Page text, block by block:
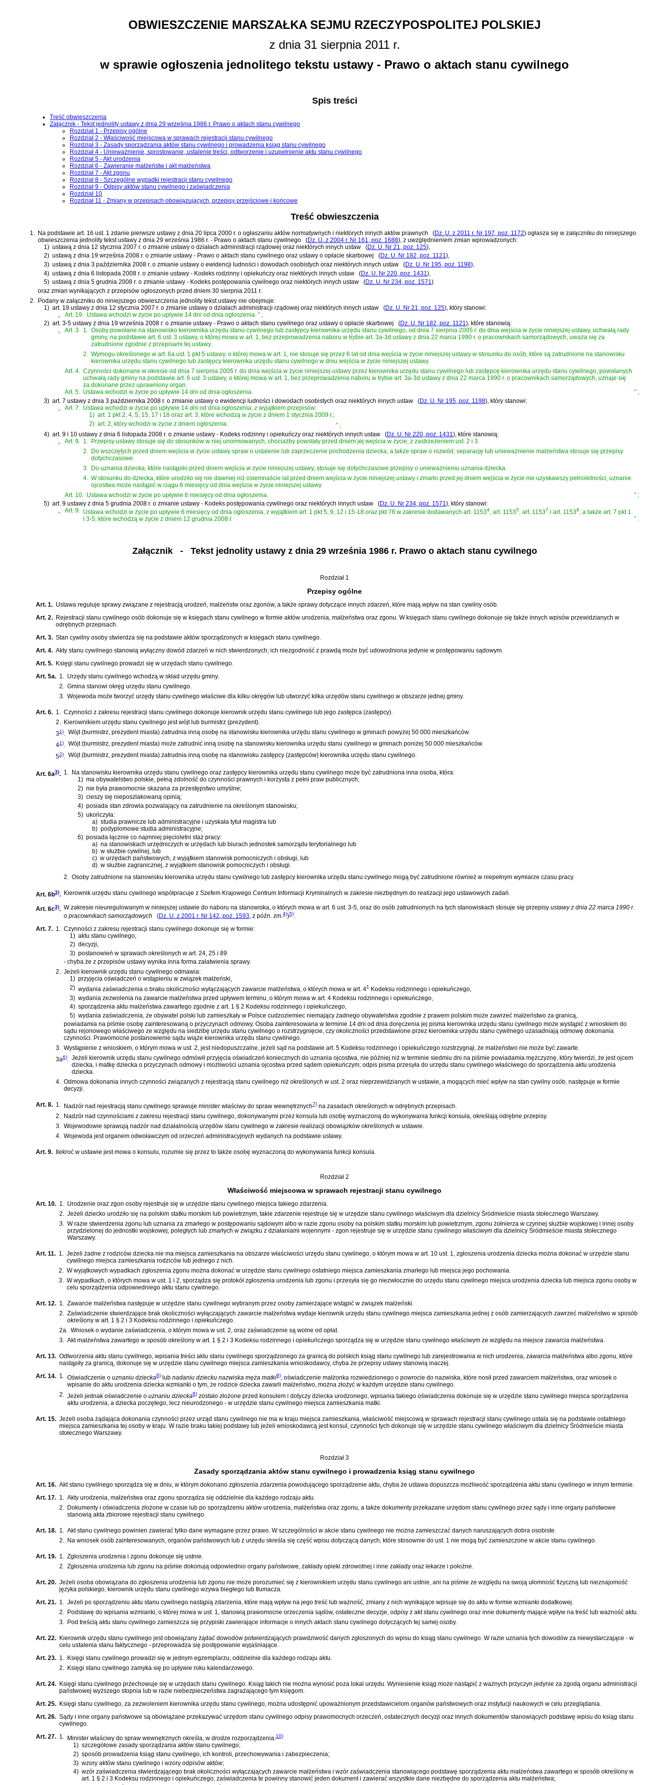
OBWIESZCZENIE MARSZAŁKA SEJMU RZECZYPOSPOLITEJ POLSKIEJ
z dnia 31 sierpnia 2011 r.
w sprawie ogłoszenia jednolitego tekstu ustawy - Prawo o aktach stanu cywilnego
Spis treści
Treść obwieszczenia
Załącznik - Tekst jednolity ustawy z dnia 29 września 1986 r. Prawo o aktach stanu cywilnego
Rozdział 1 - Przepisy ogólne
Rozdział 2 - Właściwość miejscowa w sprawach rejestracji stanu cywilnego
Rozdział 3 - Zasady sporządzania aktów stanu cywilnego i prowadzenia ksiąg stanu cywilnego
Rozdział 4 - Unieważnienie, sprostowanie, ustalenie treści, odtworzenie i uzupełnienie aktu stanu cywilnego
Rozdział 5 - Akt urodzenia
Rozdział 6 - Zawieranie małżeństw i akt małżeństwa
Rozdział 7 - Akt zgonu
Rozdział 8 - Szczególne wypadki rejestracji stanu cywilnego
Rozdział 9 - Odpisy aktów stanu cywilnego i zaświadczenia
Rozdział 10
Rozdział 11 - Zmiany w przepisach obowiązujących, przepisy przejściowe i końcowe
Treść obwieszczenia
1. Na podstawie art. 16 ust. 1 zdanie pierwsze ustawy z dnia 20 lipca 2000 r. o ogłaszaniu aktów normatywnych i niektórych innych aktów prawnych (Dz. U. z 2011 r. Nr 197, poz. 1172) ogłasza się w załączniku do niniejszego
obwieszczenia jednolity tekstustawy z dnia 29 września 1986 r. - Prawo o aktach stanu cywilnego (Dz. U. z 2004 r. Nr 161, poz. 1688), z uwzględnieniem zmian wprowadzonych:
1) ustawą z dnia 12 stycznia 2007 r. o zmianie ustawy o działach administracji rządowej oraz niektórych innych ustaw (Dz. U. Nr 21, poz. 125),
2) ustawą z dnia 19 września 2008 r. o zmianie ustawy - Prawo o aktach stanu cywilnego oraz ustawy o opłacie skarbowej (Dz. U. Nr 182, poz. 1121),
3) ustawą z dnia 3 października 2008 r. o zmianie ustawy o ewidencji ludności i dowodach osobistych oraz niektórych innych ustaw (Dz. U. Nr 195, poz. 1198),
4) ustawą z dnia 6 listopada 2008 r. o zmianie ustawy - Kodeks rodzinny i opiekuńczy oraz niektórych innych ustaw (Dz. U. Nr 220, poz. 1431 )
5) ustawą z dnia 5 grudnia 2008 r. o zmianie ustawy - Kodeks postępowania cywilnego oraz niektórych innych ustaw (Dz. U. Nr 234, poz. 1571)
oraz zmian wynikających z przepisów ogłoszonych przed dniem 30 sierpnia 2011 r.
2.
Podany w załączniku do niniejszego obwieszczenia jednolity tekst ustawy nie obejmuje:
1) art. 19 ustawy z dnia 12 stycznia 2007 r. o zmianie ustawy o działach administracji rządowej oraz niektórych innych ustaw (Dz. U. Nr 21, poz. 125) , który stanowi:
Art. 19. Ustawa wchodzi w życie po upływie 14 dni od dnia ogłoszenia. ” ;
2) art. 3-5 ustawy z dnia 19 września 2008 r. o zmianie ustawy - Prawo o aktach stanu cywilnego oraz ustawy o opłacie skarbowej (Dz. U. Nr 182, poz. 1121), które stanowią:
„
Art. 3. 1. Osoby powołane na stanowisko kierownika urzędu stanu cywilnego lub zastępcy kierownika urzędu stanu cywilnego, od dnia 7 sierpnia 2005 r. do dnia wejścia w życie niniejszej ustawy, uchwałą rady
gminy, na podstawie art. 6 ust. 3 ustawy, o której mowa w art. 1, bez przeprowadzenia naboru w trybie art. 3a-3d ustawy z dnia 22 marca 1990 r. o pracownikach samorządowych, uważa się za
zatrudnione zgodnie z przepisami tej ustawy.
2. Wymogu określonego w art. 6a ust. 1 pkt 5 ustawy, o której mowa w art. 1, nie stosuje się przez 6 lat od dnia wejścia w życie niniejszej ustawy w stosunku do osób, które są zatrudnione na stanowisku
kierownika urzędu stanu cywilnego lub zastępcy kierownika urzędu stanu cywilnego w dniu wejścia w życie niniejszej ustawy.
Art. 4. Czynności dokonane w okresie od dnia 7 sierpnia 2005 r. do dnia wejścia w życie niniejszej ustawy przez kierownika urzędu stanu cywilnego lub zastępcę kierownika urzędu stanu cywilnego, powołanych
uchwałą rady gminy na podstawie art. 6 ust. 3 ustawy, o której mowa w art. 1, bez przeprowadzenia naboru w trybie art. 3a-3d ustawy z dnia 22 marca 1990 r. o pracownikach samorządowych, uznaje się
za dokonane przez uprawniony organ.
Art. 5. Ustawa wchodzi w życie po upływie 14 dni od dnia ogłoszenia. ” ;
3) art. 7 ustawy z dnia 3 października 2008 r. o zmianie ustawy o ewidencji ludności i dowodach osobistych oraz niektórych innych ustaw (Dz. U. Nr 195, poz. 1198), który stanowi:
„
Art. 7. Ustawa wchodzi w życie po upływie 14 dni od dnia ogłoszenia, z wyjątkiem przepisów:
1) art. 1 pkt 2, 4, 5, 15, 17 i 18 oraz art. 3, które wchodzą w życie z dniem 1 stycznia 2009 r.;
2) art. 2, który wchodzi w życie z dniem ogłoszenia. ” ;
4) art. 9 i 10 ustawy z dnia 6 listopada 2008 r. o zmianie ustawy - Kodeks rodzinny i opiekuńczy oraz niektórych innych ustaw (Dz. U. Nr 220, poz. 1431 ) , które stanowią:
Art. 9. 1.
Przepisy ustawy stosuje się do stosunków w niej unormowanych, chociażby powstały przed dniem jej wejścia w życie, z zastrzeżeniem ust. 2 i 3.
2.
Do wszczętych przed dniem wejścia w życie ustawy spraw o ustalenie lub zaprzeczenie pochodzenia dziecka, a także spraw o rozwód, separację lub unieważnienie małżeństwa stosuje się przepisy
dotychczasowe.
3.
Do uznania dziecka, które nastąpiło przed dniem wejścia w życie niniejszej ustawy, stosuje się dotychczasowe przepisy o unieważnieniu uznania dziecka.
4.
W stosunku do dziecka, które urodziło się nie dawniej niż osiemnaście lat przed dniem wejścia w życie niniejszej ustawy i zmarło przed jej dniem wejścia w życie nie uzyskawszy pełnoletności, uznanie
ojcostwa może nastąpić w ciągu 6 miesięcy od dnia wejścia w życie niniejszej ustawy.
Art. 10.
Ustawa wchodzi w życie po upływie 6 miesięcy od dnia ogłoszenia. ” ;
5) art. 9 ustawy z dnia 5 grudnia 2008 r. o zmianie ustawy - Kodeks postępowania cywilnego oraz niektórych innych ustaw (Dz. U. Nr 234, poz. 1571), który stanowi:
„
Art. 9. Ustawa wchodzi w życie po upływie 6 miesięcy od dnia ogłoszenia, z wyjątkiem art. 1 pkt 5, 9, 12 i 15-18 oraz pkt 78 w zakresie dodawanych art. 11534, art. 11535, art. 11537 i art. 11538, a także art. 7 pkt 1
i 3-5, które wchodzą w życie z dniem 12 grudnia 2008 r.
” .
Załącznik- Tekst jednolity ustawy z dnia 29 września 1986 r. Prawo o aktach stanu cywilnego
Rozdział 1
Przepisy ogólne
Art. 1. Ustawa reguluje sprawy związane z rejestracją urodzeń, małżeństw oraz zgonów, a także sprawy dotyczące innych zdarzeń, które mają wpływ na stan cywilny osób.
Art. 2. Rejestracji stanu cywilnego osób dokonuje się w księgach stanu cywilnego w formie aktów urodzenia, małżeństwa oraz zgonu. W księgach stanu cywilnego dokonuje się także innych wpisów przewidzianych w
odrębnych przepisach.
Art. 3. Stan cywilny osoby stwierdza się na podstawie aktów sporządzonych w księgach stanu cywilnego.
Art. 4. Akty stanu cywilnego stanowią wyłączny dowód zdarzeń w nich stwierdzonych; ich niezgodność z prawdą może być udowodniona jedynie w postępowaniu sądowym.
Art. 5. Księgi stanu cywilnego prowadzi się w urzędach stanu cywilnego.
Art. 5a. 1. Urzędy stanu cywilnego wchodzą w skład urzędu gminy.
2. Gmina stanowi okręg urzędu stanu cywilnego.
3. Wojewoda może tworzyć urzędy stanu cywilnego właściwe dla kilku okręgów lub utworzyć kilka urzędów stanu cywilnego w obszarze jednej gminy.
Art. 6. 1. Czynności z zakresu rejestracji stanu cywilnego dokonuje kierownik urzędu stanu cywilnego lub jego zastępca (zastępcy).
2. Kierownikiem urzędu stanu cywilnego jest wójt lub burmistrz (prezydent).
31). Wójt (burmistrz, prezydent miasta) zatrudnia inną osobę na stanowisku kierownika urzędu stanu cywilnego w gminach powyżej 50 000 mieszkańców.
41). Wójt (burmistrz, prezydent miasta) może zatrudnić inną osobę na stanowisku kierownika urzędu stanu cywilnego w gminach poniżej 50 000 mieszkańców.
52). Wójt (burmistrz, prezydent miasta) zatrudnia inną osobę na stanowisku zastępcy (zastępców) kierownika urzędu stanu cywilnego.
Art. 6a3). 1. Na stanowisku kierownika urzędu stanu cywilnego oraz zastępcy kierownika urzędu stanu cywilnego może być zatrudniona inna osoba, która:
1) ma obywatelstwo polskie, pełną zdolność do czynności prawnych i korzysta z pełni praw publicznych;
2) nie była prawomocnie skazana za przestępstwo umyślne;
3) cieszy się nieposzlakowaną opinią;
4) posiada stan zdrowia pozwalający na zatrudnienie na określonym stanowisku;
5) ukończyła:
a) studia prawnicze lub administracyjne i uzyskała tytuł magistra lub
b) podyplomowe studia administracyjne;
6) posiada łącznie co najmniej pięcioletni staż pracy:
a) na stanowiskach urzędniczych w urzędach lub biurach jednostek samorządu terytorialnego lub
b) w służbie cywilnej, lub
c) w urzędach państwowych, z wyjątkiem stanowisk pomocniczych i obsługi, lub
d) w służbie zagranicznej, z wyjątkiem stanowisk pomocniczych i obsługi.
2.
Osoby zatrudnione na stanowisku kierownika urzędu stanu cywilnego lub zastępcy kierownika urzędu stanu cywilnego mogą być zatrudnione również w niepełnym wymiarze czasu pracy.
Art. 6b3). Kierownik urzędu stanu cywilnego współpracuje z Szefem Krajowego Centrum Informacji Kryminalnych w zakresie niezbędnym do realizacji jego ustawowych zadań.
Art. 6c3). W zakresie nieuregulowanym w niniejszej ustawie do naboru na stanowiska, o których mowa w art. 6 ust. 3-5, oraz do osób zatrudnionych na tych stanowiskach stosuje się przepisy ustawy z dnia 22 marca 1990 r.
o pracownikach samorządowych
(Dz. U. z 2001 r. Nr 142, poz. 1593 , z późn. zm. 4))5)
Art. 7. 1.
Czynności z zakresu rejestracji stanu cywilnego dokonuje się w formie:
1) aktu stanu cywilnego,
2) decyzji,
3) postanowień w sprawach określonych w art. 24, 25 i 89
- chyba że z przepisów ustawy wynika inna forma załatwienia sprawy.
2. Jeżeli kierownik urzędu stanu cywilnego odmawia:
1) przyjęcia oświadczeń o wstąpieniu w związek małżeński,
2) wydania zaświadczenia o braku okoliczności wyłączających zawarcie małżeństwa, o których mowa w art. 41 Kodeksu rodzinnego i opiekuńczego,
3) wydania zezwolenia na zawarcie małżeństwa przed upływem terminu, o którym mowa w art. 4 Kodeksu rodzinnego i opiekuńczego
4) sporządzenia aktu małżeństwa zawartego zgodnie z art. 1 § 2 Kodeksu rodzinnego i opiekuńczego,
5) wydania zaświadczenia, że obywatel polski lub zamieszkały w Polsce cudzoziemiec niemający żadnego obywatelstwa zgodnie z prawem polskim może zawrzeć małżeństwo za granicą,
powiadamia na piśmie osobę zainteresowaną o przyczynach odmowy. Osoba zainteresowana w terminie 14 dni od dnia doręczenia jej pisma kierownika urzędu stanu cywilnego może wystąpić z wnioskiem do
sądu rejonowego właściwego ze względu na siedzibę urzędu stanu cywilnego o rozstrzygnięcie, czy okoliczności przedstawione przez kierownika urzędu stanu cywilnego uzasadniają odmowę dokonania
czynności. Prawomocne postanowienie sądu wiąże kierownika urzędu stanu cywilnego.
3. Wystąpienie z wnioskiem, o którym mowa w ust. 2, jest niedopuszczalne, jeżeli sąd na podstawie art. 5 Kodeksu rodzinnego i opiekuńczego rozstrzygnął, że małżeństwo nie może być zawarte.
3a6). Jeżeli kierownik urzędu stanu cywilnego odmówił przyjęcia oświadczeń koniecznych do uznania ojcostwa, nie później niż w terminie siedmiu dni na piśmie powiadamia mężczyznę, który twierdzi, że jest ojcem
dziecka, i matkę dziecka o przyczynach odmowy i możliwości uznania ojcostwa przed sądem opiekuńczym; odpis pisma przesyła do urzędu stanu cywilnego właściwego do sporządzenia aktu urodzenia
dziecka.
4. Odmowa dokonania innych czynności związanych z rejestracją stanu cywilnego niż określonych w ust. 2 oraz nieprzewidzianych w ustawie, a mogących mieć wpływ na stan cywilny osób, następuje w formie
decyzji.
Art. 8. 1. Nadzór nad rejestracją stanu cywilnego sprawuje minister właściwy do spraw wewnętrznych7) na zasadach określonych w odrębnych przepisach.
2. Nadzór nad czynnościami z zakresu rejestracji stanu cywilnego, dokonywanymi przez konsula lub osobę wyznaczoną do wykonywania funkcji konsula, określają odrębne przepisy.
3. Wojewodowie sprawują nadzór nad działalnością urzędów stanu cywilnego w zakresie realizacji obowiązków określonych w ustawie.
4. Wojewoda jest organem odwoławczym od orzeczeń administracyjnych wydanych na podstawie ustawy.
Art. 9. Ilekroć w ustawie jest mowa o konsulu, rozumie się przez to także osobę wyznaczoną do wykonywania funkcji konsula.
Rozdział 2
Właściwość miejscowa w sprawach rejestracji stanu cywilnego
Art. 10. 1. Urodzenie oraz zgon osoby rejestruje się w urzędzie stanu cywilnego miejsca takiego zdarzenia.
2. Jeżeli dziecko urodziło się na polskim statku morskim lub powietrznym, takie zdarzenie rejestruje się w urzędzie stanu cywilnego właściwym dla dzielnicy Śródmieście miasta stołecznego Warszawy.
3. W razie stwierdzenia zgonu lub uznania za zmarłego w postępowaniu sądowym albo w razie zgonu osoby na polskim statku morskim lub powietrznym, zgonu żołnierza w czynnej służbie wojskowej i innej osoby
przydzielonej do jednostki wojskowej, poległych lub zmarłych w związku z działaniami wojennymi - zgon rejestruje się w urzędzie stanu cywilnego właściwym dla dzielnicy Śródmieście miasta stołecznego
Warszawy.
Art. 11. 1. Jeżeli żadne z rodziców dziecka nie ma miejsca zamieszkania na obszarze właściwości urzędu stanu cywilnego, o którym mowa w art. 10 ust. 1, zgłoszenia urodzenia dziecka można dokonać w urzędzie stanu
cywilnego miejsca zamieszkania rodziców lub jednego z nich.
2. W wyjątkowych wypadkach zgłoszenia zgonu można dokonać w urzędzie stanu cywilnego ostatniego miejsca zamieszkania zmarłego lub miejsca jego pochowania.
3. W wypadkach, o których mowa w ust. 1 i 2, sporządza się protokół zgłoszenia urodzenia lub zgonu i przesyła się go niezwłocznie do urzędu stanu cywilnego miejsca urodzenia dziecka lub miejsca zgonu osoby w
celu sporządzenia odpowiedniego aktu stanu cywilnego.
Art. 12. 1. Zawarcie małżeństwa następuje w urzędzie stanu cywilnego wybranym przez osoby zamierzające wstąpić w związek małżeński.
2. Zaświadczenie stwierdzające brak okoliczności wyłączających zawarcie małżeństwa wydaje kierownik urzędu stanu cywilnego miejsca zamieszkania jednej z osób zamierzających zawrzeć małżeństwo w sposób
określony w art. 1 § 2 i 3 Kodeksu rodzinnego i opiekuńczego.
2a. Wniosek o wydanie zaświadczenia, o którym mowa w ust. 2, oraz zaświadczenie są wolne od opłat.
3. Akt małżeństwa zawartego w sposób określony w art. 1 § 2 i 3 Kodeksu rodzinnego i opiekuńczego sporządza się w urzędzie stanu cywilnego właściwym ze względu na miejsce zawarcia małżeństwa.
Art. 13. Odtworzenia aktu stanu cywilnego, wpisania treści aktu stanu cywilnego sporządzonego za granicą do polskich ksiąg stanu cywilnego lub zarejestrowania w nich urodzenia, zawarcia małżeństwa albo zgonu, które
nastąpiły za granicą, dokonuje się w urzędzie stanu cywilnego miejsca zamieszkania wnioskodawcy, chyba że przepisy ustawy stanowią inaczej.
Art. 14. 1. Oświadczenie o uznaniu dziecka8) lub nadaniu dziecku nazwiska męża matki9), oświadczenie małżonka rozwiedzionego o powrocie do nazwiska, które nosił przed zawarciem małżeństwa, oraz wniosek o
wpisanie do aktu urodzenia dziecka wzmianki o tym, że rodzice dziecka zawarli małżeństwo, można złożyć w każdym urzędzie stanu cywilnego.
2. Jeżeli jednak oświadczenie o uznaniu dziecka8) zostało złożone przed konsulem i dotyczy dziecka urodzonego, wpisania takiego oświadczenia dokonuje się w urzędzie stanu cywilnego miejsca sporządzenia
aktu urodzenia, a dziecka poczętego, lecz nieurodzonego - w urzędzie stanu cywilnego miejsca zamieszkania matki.
Art. 15. Jeżeli osoba żądająca dokonania czynności przez urząd stanu cywilnego nie ma w kraju miejsca zamieszkania, właściwość miejscową w sprawach rejestracji stanu cywilnego ustala się na podstawie ostatniego
miejsca zamieszkania tej osoby w kraju. W razie braku takiej podstawy lub jeżeli wnioskodawcą jest konsul, czynności tych dokonuje się w urzędzie stanu cywilnego właściwym dla dzielnicy Śródmieście miasta
stołecznego Warszawy.
Rozdział 3
Zasady sporządzania aktów stanu cywilnego i prowadzenia ksiąg stanu cywilnego
Art. 16. Akt stanu cywilnego sporządza się w dniu, w którym dokonano zgłoszenia zdarzenia powodującego sporządzenie aktu, chyba że ustawa dopuszcza możliwość sporządzenia aktu stanu cywilnego w innym terminie.
Art. 17. 1. Akty urodzenia, małżeństwa oraz zgonu sporządza się oddzielnie dla każdego rodzaju aktu.
2. Dokumenty i oświadczenia złożone w czasie lub po sporządzeniu aktów urodzenia, małżeństwa oraz zgonu, a także dokumenty przekazane urzędom stanu cywilnego przez sądy i inne organy państwowe
stanowią akta zbiorowe rejestracji stanu cywilnego.
Art. 18. 1. Akt stanu cywilnego powinien zawierać tylko dane wymagane przez prawo. W szczególności w akcie stanu cywilnego nie można zamieszczać danych naruszających dobra osobiste.
2. Na wniosek osób zainteresowanych, organów państwowych lub z urzędu skreśla się część wpisu dotyczącą danych, które stosownie do ust. 1 nie mogą być zamieszczone w akcie stanu cywilnego.
Art. 19. 1. Zgłoszenia urodzenia i zgonu dokonuje się ustnie.
2. Zgłoszenia urodzenia lub zgonu na piśmie dokonują odpowiednio organy państwowe, zakłady opieki zdrowotnej i inne zakłady oraz lekarze i położne.
Art. 20. Jeżeli osoba obowiązana do zgłoszenia urodzenia lub zgonu nie może porozumieć się z kierownikiem urzędu stanu cywilnego ani ustnie, ani na piśmie ze względu na swoją ułomność fizyczną lub nieznajomość
języka polskiego, kierownik urzędu stanu cywilnego wzywa biegłego lub tłumacza.
Art. 21. 1. Jeżeli po sporządzeniu aktu stanu cywilnego nastąpią zdarzenia, które mają wpływ na jego treść lub ważność, zmiany z nich wynikające wpisuje się do aktu w formie wzmianki dodatkowej.
2. Podstawę do wpisania wzmianki, o której mowa w ust. 1, stanowią prawomocne orzeczenia sądów, ostateczne decyzje, odpisy z akt stanu cywilnego oraz inne dokumenty mające wpływ na treść lub ważność aktu.
3. Pod treścią aktu stanu cywilnego zamieszcza się przypiski zawierające informacje o innych aktach stanu cywilnego dotyczących tej samej osoby.
Art. 22. Kierownik urzędu stanu cywilnego jest obowiązany żądać dowodów potwierdzających prawdziwość danych zgłoszonych do wpisu do ksiąg stanu cywilnego. W razie uznania tych dowodów za niewystarczające - w
celu ustalenia stanu faktycznego - przeprowadza się postępowanie wyjaśniające.
Art. 23. 1. Księgi stanu cywilnego prowadzi się w jednym egzemplarzu, oddzielnie dla każdego rodzaju aktu.
2. Księgi stanu cywilnego zamyka się po upływie roku kalendarzowego.
Art. 24. Księgi stanu cywilnego przechowuje się w urzędach stanu cywilnego. Ksiąg takich nie można wynosić poza lokal urzędu. Wyniesienie ksiąg może nastąpić z ważnych przyczyn jedynie za zgodą organu administracji
państwowej wyższego stopnia lub w razie niebezpieczeństwa zagrażającego tym księgom.
Art. 25. Księgi stanu cywilnego, za zezwoleniem kierownika urzędu stanu cywilnego, można udostępnić upoważnionym przedstawicielom organów państwowych oraz instytucji naukowych w celu przeglądania.
Art. 26. Sądy i inne organy państwowe są obowiązane przekazywać urzędom stanu cywilnego odpisy prawomocnych orzeczeń, ostatecznych decyzji oraz innych dokumentów stanowiących podstawę wpisu do ksiąg stanu
cywilnego.
Art. 27. 1. Minister właściwy do spraw wewnętrznych określa, w drodze rozporządzenia:10)
1) szczegółowe zasady sporządzania aktów stanu cywilnego;
2) sposób prowadzenia ksiąg stanu cywilnego, ich kontroli, przechowywania i zabezpieczenia;
3) wzory aktów stanu cywilnego i wzory odpisów aktów;
4) wzór zaświadczenia stwierdzającego brak okoliczności wyłączających zawarcie małżeństwa i wzór zaświadczenia stanowiącego podstawę sporządzenia aktu małżeństwa zawartego w sposób określony w
art. 1 § 2 i 3 Kodeksu rodzinnego i opiekuńczego; zaświadczenia te powinny stanowić jeden dokument i zawierać wszystkie dane niezbędne do sporządzenia aktu małżeństwa;